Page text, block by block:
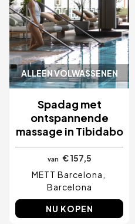
ALLEEN VOLWASSENEN
Spadag met
ontspannende
massage in Tibidabo
van € 157,5
METT Barcelona
Barcelona
NU KOPEN